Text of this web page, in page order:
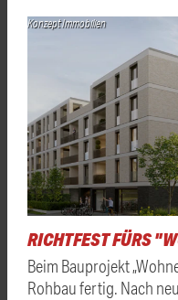
Konzept Immobilien
RICHTFEST FÜRS
Beim Bauprojekt
Rohbau fertig. Nach